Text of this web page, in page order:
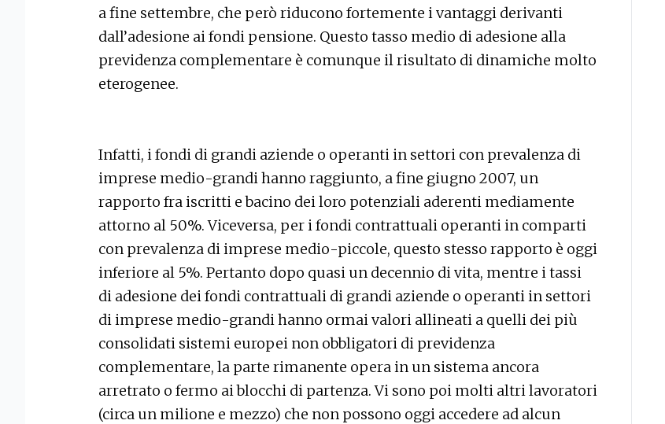
a fine settembre, che però riducono fortemente i vantaggi derivanti
dall’adesione ai fondi pensione. Questo tasso medio di adesione alla
previdenza complementare è comunque il risultato di dinamiche molto
eterogenee.
Infatti, i fondi di grandi aziende o operanti in settori con prevalenza di
imprese medio-grandi hanno raggiunto, a fine giugno 2007, un
rapporto fra iscritti e bacino dei loro potenziali aderenti mediamente
attorno al 50%. Viceversa, per i fondi contrattuali operanti in comparti
con prevalenza di imprese medio-piccole, questo stesso rapporto è oggi
inferiore al 5%. Pertanto dopo quasi un decennio di vita, mentre i tassi
di adesione dei fondi contrattuali di grandi aziende o operanti in settori
di imprese medio-grandi hanno ormai valori allineati a quelli dei più
consolidati sistemi europei non obbligatori di previdenza
complementare, la parte rimanente opera in un sistema ancora
arretrato o fermo ai blocchi di partenza. Vi sono poi molti altri lavoratori
(circa un milione e mezzo) che non possono oggi accedere ad alcun